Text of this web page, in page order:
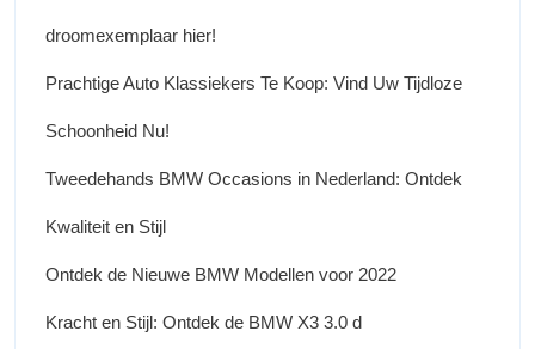
droomexemplaar hier!
Prachtige Auto Klassiekers Te Koop: Vind Uw Tijdloze
Schoonheid Nu!
Tweedehands BMW Occasions in Nederland: Ontdek
Kwaliteit en Stijl
Ontdek de Nieuwe BMW Modellen voor 2022
Kracht en Stijl: Ontdek de BMW X3 3.0 d